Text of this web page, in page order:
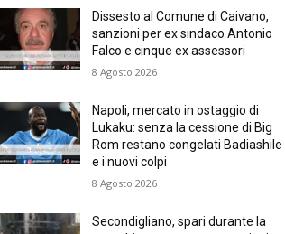
Dissesto al Comune di Caivano,
sanzioni per ex sindaco Antonio
Falco e cinque ex assessori
8 Agosto 2026
Napoli, mercato in ostaggio di
Lukaku: senza la cessione di Big
Rom restano congelati Badiashile
e i nuovi colpi
8 Agosto 2026
Secondigliano, spari durante la